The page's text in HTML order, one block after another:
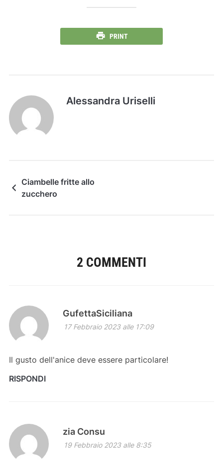
PRINT
Alessandra Uriselli
Ciambelle fritte allo
zucchero
2 COMMENTI
GufettaSiciliana
17 Febbraio 2023 alle 17:09
Il gusto dell'anice deve essere particolare!
RISPONDI
zia Consu
19 Febbraio 2023 alle 8:35